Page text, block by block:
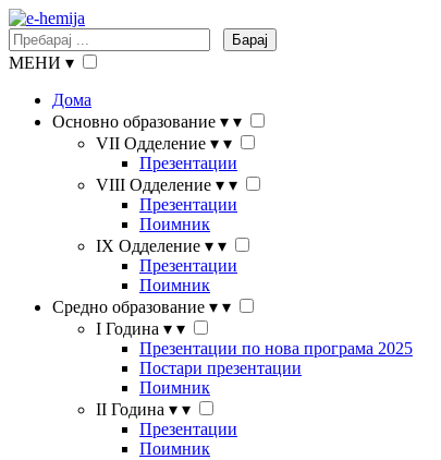
Барај
МЕНИ ▾
Дома
Основно образование ▾ ▾
VII Одделение ▾ ▾
Презентации
VIII Одделение ▾ ▾
Презентации
Поимник
IX Одделение ▾ ▾
Презентации
Поимник
Средно образование ▾ ▾
I Година ▾ ▾
Презентации по нова програма 2025
Постари презентации
Поимник
II Година ▾ ▾
Презентации
Поимник